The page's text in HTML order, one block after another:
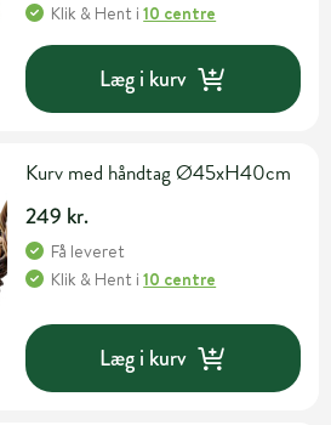
Klik & Hent i10 centre
Læg i kurv
Kurv med håndtag Ø45xH40cm
249 kr.
Få leveret
Klik & Hent i10 centre
Læg i kurv